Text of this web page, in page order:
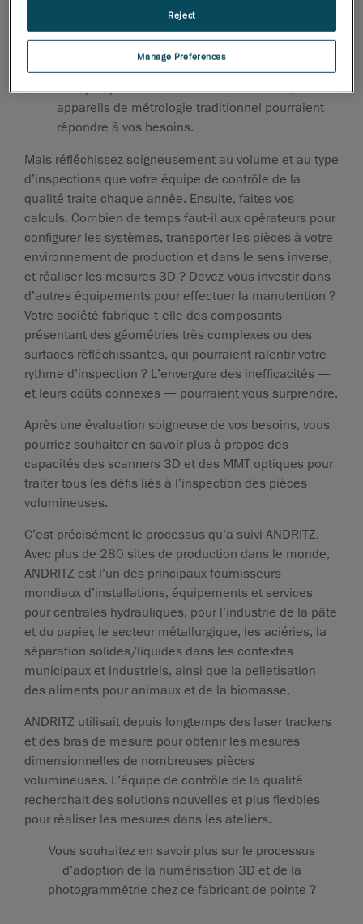
Si vos équipes de contrôle de la qualité
mesurent très rarement des pièces
volumineuses et complexes, ou si les pièces ne
sont pas particulièrement encombrantes, les
appareils de métrologie traditionnel pourraient
répondre à vos besoins.
Mais réfléchissez soigneusement au volume et au type
d’inspections que votre équipe de contrôle de la
qualité traite chaque année. Ensuite, faites vos
calculs. Combien de temps faut-il aux opérateurs pour
configurer les systèmes, transporter les pièces à votre
environnement de production et dans le sens inverse,
et réaliser les mesures 3D ? Devez-vous investir dans
d’autres équipements pour effectuer la manutention ?
Votre société fabrique-t-elle des composants
présentant des géométries très complexes ou des
surfaces réfléchissantes, qui pourraient ralentir votre
rythme d’inspection ? L’envergure des inefficacités —
et leurs coûts connexes — pourraient vous surprendre.
Après une évaluation soigneuse de vos besoins, vous
pourriez souhaiter en savoir plus à propos des
capacités des scanners 3D et des MMT optiques pour
traiter tous les défis liés à l’inspection des pièces
volumineuses.
C’est précisément le processus qu’a suivi ANDRITZ.
Avec plus de 280 sites de production dans le monde,
ANDRITZ est l’un des principaux fournisseurs
mondiaux d’installations, équipements et services
pour centrales hydrauliques, pour l’industrie de la pâte
et du papier, le secteur métallurgique, les aciéries, la
séparation solides/liquides dans les contextes
municipaux et industriels, ainsi que la pelletisation
des aliments pour animaux et de la biomasse.
ANDRITZ utilisait depuis longtemps des laser trackers
et des bras de mesure pour obtenir les mesures
dimensionnelles de nombreuses pièces
volumineuses. L’équipe de contrôle de la qualité
recherchait des solutions nouvelles et plus flexibles
pour réaliser les mesures dans les ateliers.
Vous souhaitez en savoir plus sur le processus
d’adoption de la numérisation 3D et de la
photogrammétrie chez ce fabricant de pointe ?
Manage Preferences
Reject